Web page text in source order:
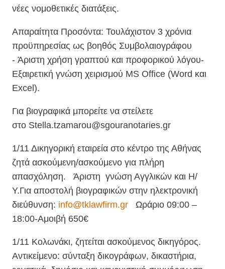
νέες νομοθετικές διατάξεις.
Απαραίτητα Προσόντα: Τουλάχιστον 3 χρόνια
προϋπηρεσίας ως βοηθός Συμβολαιογράφου
- Άριστη χρήση γραπτού και προφορικού λόγου-
Εξαιρετική γνώση χειρισμού MS Office (Word και
Excel).
Για βιογραφικά μπορείτε να στείλετε
στο Stella.tzamarou@sgouranotaries.gr
1/11 Δικηγορική εταιρεία στο κέντρο της Αθήνας
ζητά ασκούμενη/ασκούμενο για πλήρη
απασχόληση. Άριστη γνώση Αγγλικών και Η/
Υ.Για αποστολή βιογραφικών στην ηλεκτρονική
διεύθυνση: info@tklawfirm.gr Ωράριο 09:00 –
18:00-Αμοιβή 650€
1/11 Κολωνάκι, ζητείται ασκούμενος δικηγόρος.
Αντικείμενο: σύνταξη δικογράφων, δικαστήρια,